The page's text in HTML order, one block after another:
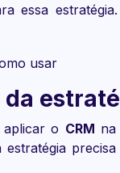
essa
o CRM
estratégia